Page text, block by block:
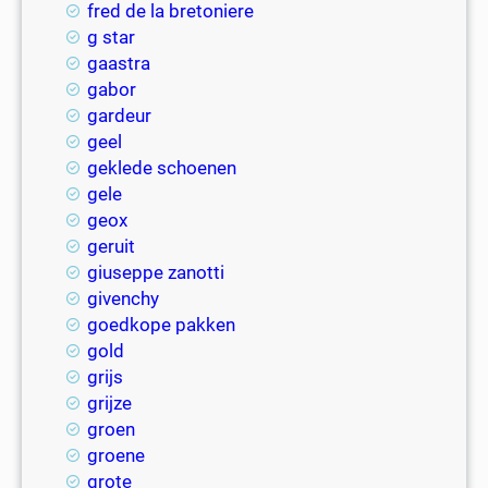
fred de la bretoniere
g star
gaastra
gabor
gardeur
geel
geklede schoenen
gele
geox
geruit
giuseppe zanotti
givenchy
goedkope pakken
gold
grijs
grijze
groen
groene
grote